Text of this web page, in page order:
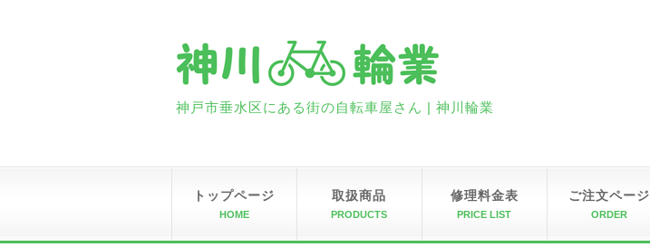
神戸市垂水区にある街の自転車屋さん | 神川輪業
トップページ
HOME
取扱商品
PRODUCTS
修理料金表
PRICE LIST
ご注文ページ
ORDER